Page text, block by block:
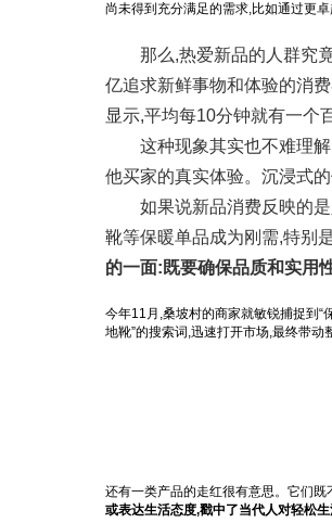
尚未得到充分满足的需求,比如通过更
那么,热爱新品的人群究
亿追求新鲜事物和体验的消
显示,平均每10分钟就有一个
这种现象其实也不难理
他买家的真实体验。沉浸式
如果说新品消费反映的
靴等保暖单品成为刚需,特别
的一面:既要确保品质和实用
今年11月,桑坡村的商家就敏锐捕捉到“
地靴”的搜索词,迅速打开市场,最终带动
还有一类产品的走红很有意思。它们既
或表达生活态度,戳中了当代人对轻松